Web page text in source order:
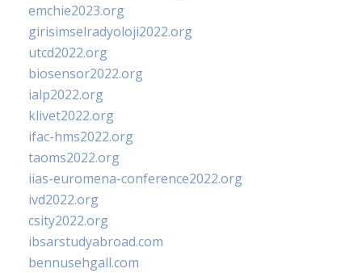
emchie2023.org
girisimselradyoloji2022.org
utcd2022.org
biosensor2022.org
ialp2022.org
klivet2022.org
ifac-hms2022.org
taoms2022.org
iias-euromena-conference2022.org
ivd2022.org
csity2022.org
ibsarstudyabroad.com
bennusehgall.com